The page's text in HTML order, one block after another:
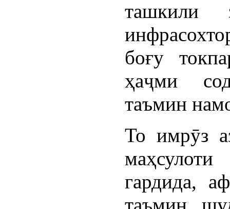
ташкили
боғу
ҳаҷми
таъмин
То имрӯз
гардида,
таъмин